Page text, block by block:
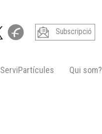
Subscripció
ServiPartícules Qui som?